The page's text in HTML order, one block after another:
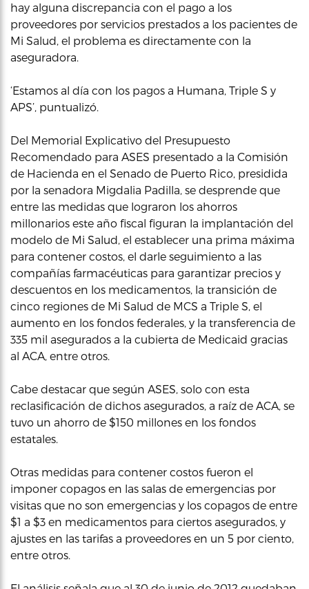
hay alguna discrepancia con el pago a los
proveedores por servicios prestados a los pacientes de
Mi Salud, el problema es directamente con la
aseguradora.
‘Estamos al día con los pagos a Humana, Triple S y
APS’, puntualizó.
Del Memorial Explicativo del Presupuesto
Recomendado para ASES presentado a la Comisión
de Hacienda en el Senado de Puerto Rico, presidida
por la senadora Migdalia Padilla, se desprende que
entre las medidas que lograron los ahorros
millonarios este año fiscal figuran la implantación del
modelo de Mi Salud, el establecer una prima máxima
para contener costos, el darle seguimiento a las
compañías farmacéuticas para garantizar precios y
descuentos en los medicamentos, la transición de
cinco regiones de Mi Salud de MCS a Triple S, el
aumento en los fondos federales, y la transferencia de
335 mil asegurados a la cubierta de Medicaid gracias
al ACA, entre otros.
Cabe destacar que según ASES, solo con esta
reclasificación de dichos asegurados, a raíz de ACA, se
tuvo un ahorro de $150 millones en los fondos
estatales.
Otras medidas para contener costos fueron el
imponer copagos en las salas de emergencias por
visitas que no son emergencias y los copagos de entre
$1 a $3 en medicamentos para ciertos asegurados, y
ajustes en las tarifas a proveedores en un 5 por ciento,
entre otros.